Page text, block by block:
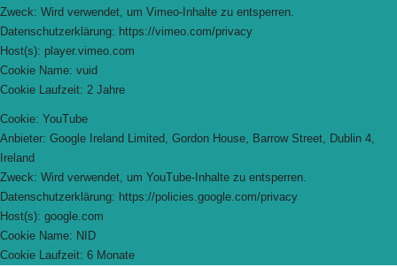
Zweck: Wird verwendet, um Vimeo-Inhalte zu entsperren.
Datenschutzerklärung: https://vimeo.com/privacy
Host(s): player.vimeo.com
Cookie Name: vuid
Cookie Laufzeit: 2 Jahre
Cookie: YouTube
Anbieter: Google Ireland Limited, Gordon House, Barrow Street, Dublin 4,
Ireland
Zweck: Wird verwendet, um YouTube-Inhalte zu entsperren.
Datenschutzerklärung: https://policies.google.com/privacy
Host(s): google.com
Cookie Name: NID
Cookie Laufzeit: 6 Monate